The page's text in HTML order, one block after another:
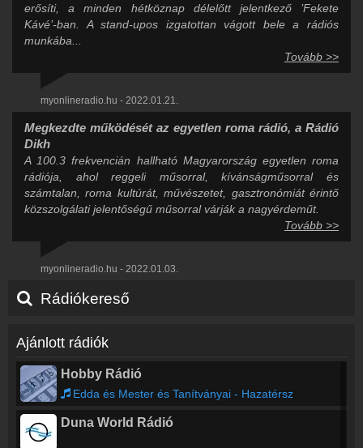
erősíti, a minden hétköznap délelőtt jelentkező ’Fekete
Kávé’-ban. A stand-upos izgatottan vágott bele a rádiós
munkába...
Tovább >>
myonlineradio.hu - 2022.01.21.
Megkezdte működését az egyetlen roma rádió, a Rádió
Dikh
A 100.3 frekvencián hallható Magyarország egyetlen roma
rádiója, ahol reggeli műsorral, kívánságműsorral és
számtalan, roma kultúrát, művészetet, gasztronómiát érintő
közszolgálati jelentőségű műsorral várják a nagyérdeműt.
Tovább >>
myonlineradio.hu - 2022.01.03.
Rádiókereső
Ajánlott rádiók
Hobby Rádió
Edda és Mester és Tanítványai - Hazatérsz
Duna World Rádió